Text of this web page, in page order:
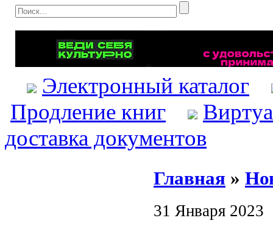
Электронный каталог
Продление книг
доставка документов
Главная »
31 Января 2023